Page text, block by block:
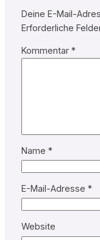
Deine E-Mail-
Erforderliche
Kommentar *
Name *
E-Mail-Adresse *
Website